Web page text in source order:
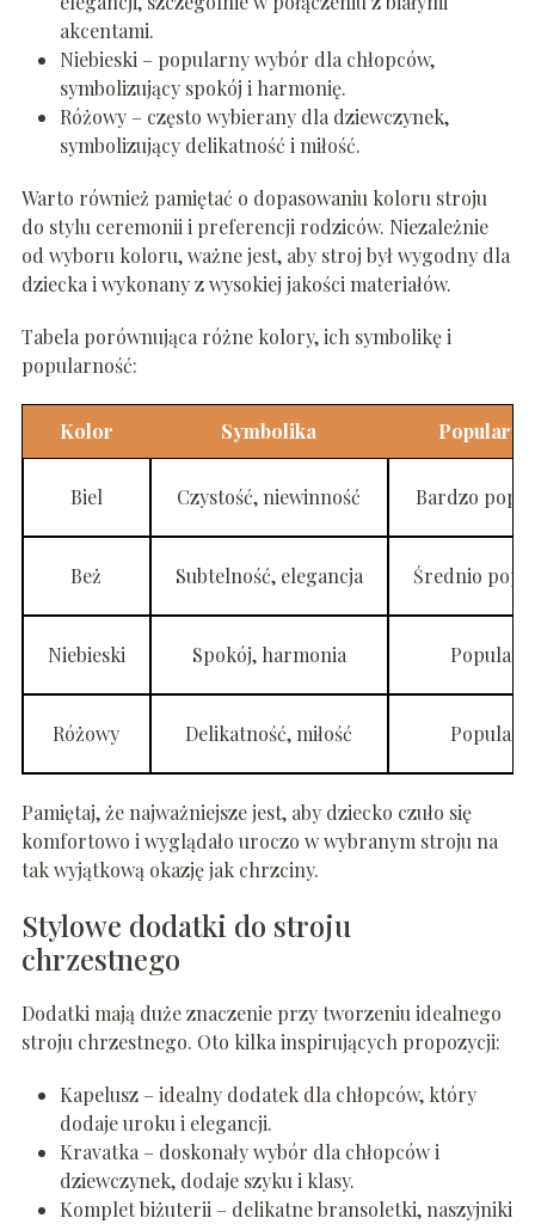
akcentami.
Niebieski – popularny wybór dla chłopców,
symbolizujący spokój i harmonię.
Różowy – często wybierany dla dziewczynek,
symbolizujący delikatność i miłość.
Warto również pamiętać o dopasowaniu koloru stroju
do stylu ceremonii i preferencji rodziców. Niezależnie
od wyboru koloru, ważne jest, aby stroj był wygodny dla
dziecka i wykonany z wysokiej jakości materiałów.
Tabela porównująca różne kolory, ich symbolikę i
popularność:
Kolor Symbolika
Biel Czystość, niewinność Bardzo
Beż Subtelność, elegancja Średnio
Niebieski Spokój, harmonia
Różowy Delikatność, miłość
Pamiętaj, że najważniejsze jest, aby dziecko czuło się
komfortowo i wyglądało uroczo w wybranym stroju na
tak wyjątkową okazję jak chrzciny.
Stylowe dodatki do stroju
chrzestnego
Dodatki mają duże znaczenie przy tworzeniu idealnego
stroju chrzestnego. Oto kilka inspirujących propozycji:
Kapelusz – idealny dodatek dla chłopców, który
dodaje uroku i elegancji.
Kravatka – doskonały wybór dla chłopców i
dziewczynek, dodaje szyku i klasy.
Komplet biżuterii – delikatne bransoletki, naszyjniki